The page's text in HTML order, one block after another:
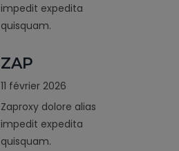
impedit expedita
quisquam.
ZAP
11 février 2026
Zaproxy dolore alias
impedit expedita
quisquam.